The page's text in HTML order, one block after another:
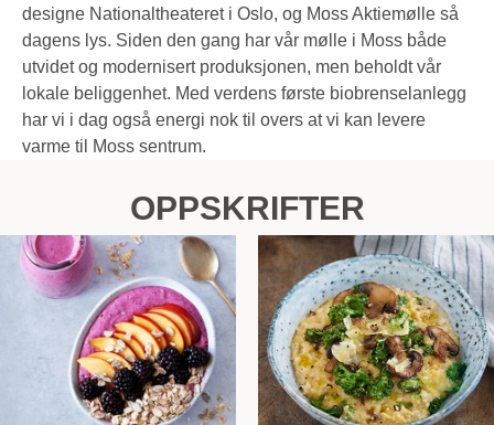
designe Nationaltheateret i Oslo, og Moss Aktiemølle så
dagens lys. Siden den gang har vår mølle i Moss både
utvidet og modernisert produksjonen, men beholdt vår
lokale beliggenhet. Med verdens første biobrenselanlegg
har vi i dag også energi nok til overs at vi kan levere
varme til Moss sentrum.
OPPSKRIFTER